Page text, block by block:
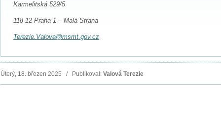
Karmelitská 529/5
118 12 Praha 1 – Malá Strana
Terezie.Valova@msmt.gov.cz
Úterý, 18. březen 2025 / Publikoval: Valová Terezie